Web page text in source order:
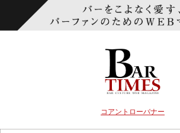
コアントローバナー